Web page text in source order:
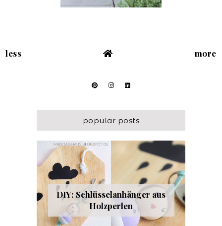
less more
popular posts
DIY: Schlüsselanhänger aus
Holzperlen